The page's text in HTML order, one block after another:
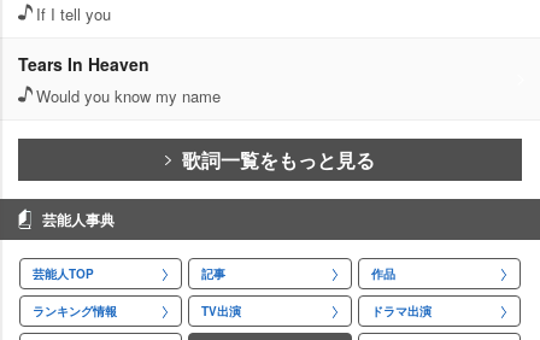
If I tell you
Tears In Heaven
Would you know my name
歌詞一覧をもっと見る
芸能人事典
芸能人TOP 記事 作品
ランキング情報 TV出演 ドラマ出演